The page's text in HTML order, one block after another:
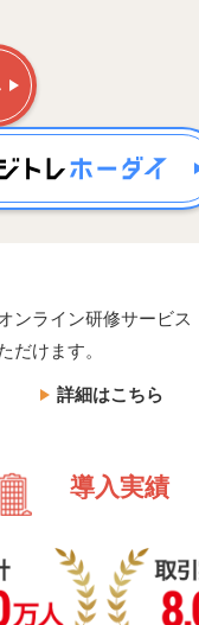
ンライン研修サービス
だけます。
詳細はこちら
導入実績